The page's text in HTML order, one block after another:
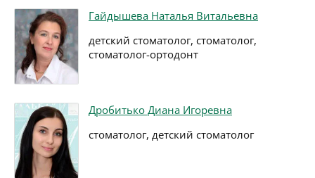
Гайдышева Наталья Витальевна
детский стоматолог, стоматолог,
стоматолог-ортодонт
Дробитько Диана Игоревна
стоматолог, детский стоматолог